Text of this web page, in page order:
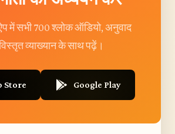
में सभी 700 श्लोक ऑडियो, अनुवाद
व्याख्यान के साथ पढ़ें।
Store Google Play